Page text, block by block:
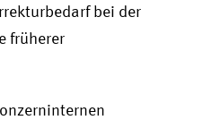
bei der
früherer